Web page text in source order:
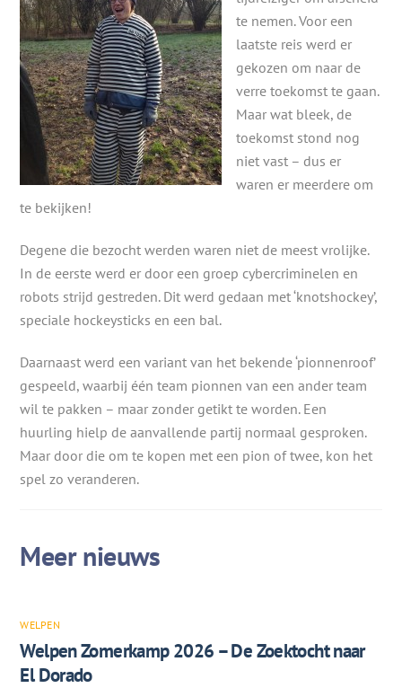
te nemen. Voor een
laatste reis werd er
gekozen om naar de
verre toekomst te gaan.
Maar wat bleek, de
toekomst stond nog
niet vast – dus er
waren er meerdere om
te bekijken!
Degene die bezocht werden waren niet de meest vrolijke.
In de eerste werd er door een groep cybercriminelen en
robots strijd gestreden. Dit werd gedaan met ‘knotshockey’,
speciale hockeysticks en een bal.
Daarnaast werd een variant van het bekende ‘pionnenroof’
gespeeld, waarbij één team pionnen van een ander team
wil te pakken – maar zonder getikt te worden. Een
huurling hielp de aanvallende partij normaal gesproken.
Maar door die om te kopen met een pion of twee, kon het
spel zo veranderen.
WELPEN
Welpen Zomerkamp 2026 – De Zoektocht naar
El Dorado